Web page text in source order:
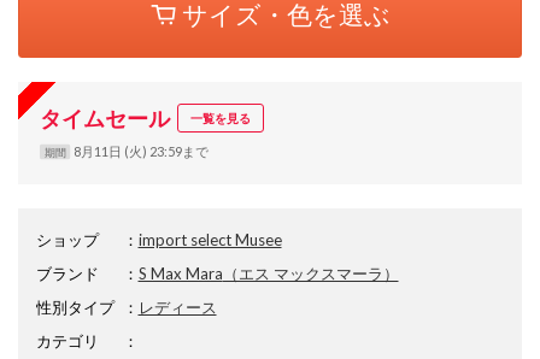
サイズ・色を選ぶ
タイムセール 一覧を見る
期間 8月11日 (火) 23:59まで
ショップ ： import select Musee
ブランド
： S Max Mara （エス マックスマーラ）
性別タイプ
： レディース
カテゴリ
：